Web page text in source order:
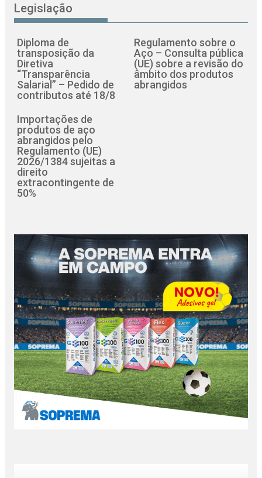
Legislação
Diploma de
transposição da
Diretiva
“Transparência
Salarial” – Pedido de
contributos até 18/8
Regulamento sobre o
Aço – Consulta pública
(UE) sobre a revisão do
âmbito dos produtos
abrangidos
Importações de
produtos de aço
abrangidos pelo
Regulamento (UE)
2026/1384 sujeitas a
direito
extracontingente de
50%